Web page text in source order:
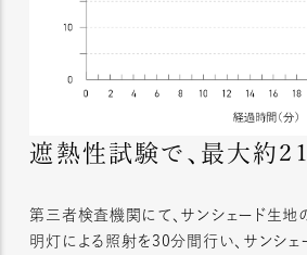
遮熱性試験で、最大約
第三者検査機関にて、サンシェード生
明灯による照射を30分間行い、サンシ